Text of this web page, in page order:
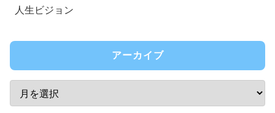
人生ビジョン
アーカイブ